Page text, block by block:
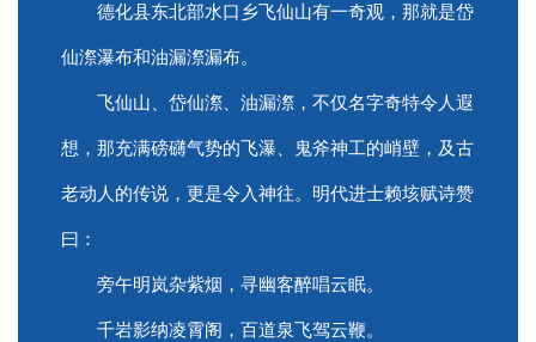
德化县东北部水口乡飞仙山有一奇观，那就是岱
仙漈瀑布和油漏漈漏布。
飞仙山、岱仙漈、油漏漈，不仅名字奇特令人遐
想，那充满磅礴气势的飞瀑、鬼斧神工的峭壁，及古
老动人的传说，更是令入神往。明代进士赖垓赋诗赞
曰：
旁午明岚杂紫烟，寻幽客醉唱云眠。
千岩影纳凌霄阁，百道泉飞驾云鞭。